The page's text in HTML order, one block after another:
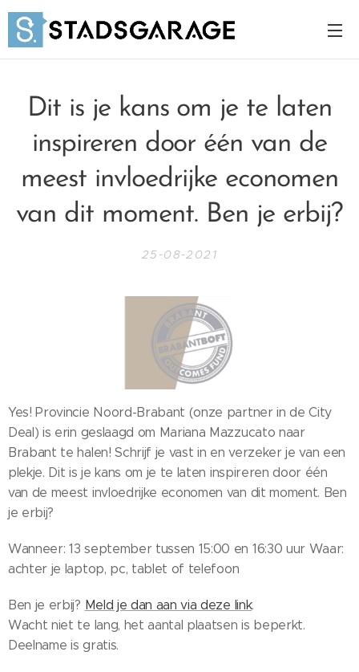
Dit is je kans om je te laten
inspireren door één van de
meest invloedrijke economen
van dit moment. Ben je erbij?
25-08-2021
Yes! Provincie Noord-Brabant (onze partner in de City
Deal) is erin geslaagd om Mariana Mazzucato naar
Brabant te halen! Schrijf je vast in en verzeker je van een
plekje. Dit is je kans om je te laten inspireren door één
van de meest invloedrijke economen van dit moment. Ben
je erbij?
Wanneer: 13 september tussen 15:00 en 16:30 uur Waar:
achter je laptop, pc, tablet of telefoon
Ben je erbij? Meld je dan aan via deze link.
Wacht niet te lang, het aantal plaatsen is beperkt.
Deelname is gratis.